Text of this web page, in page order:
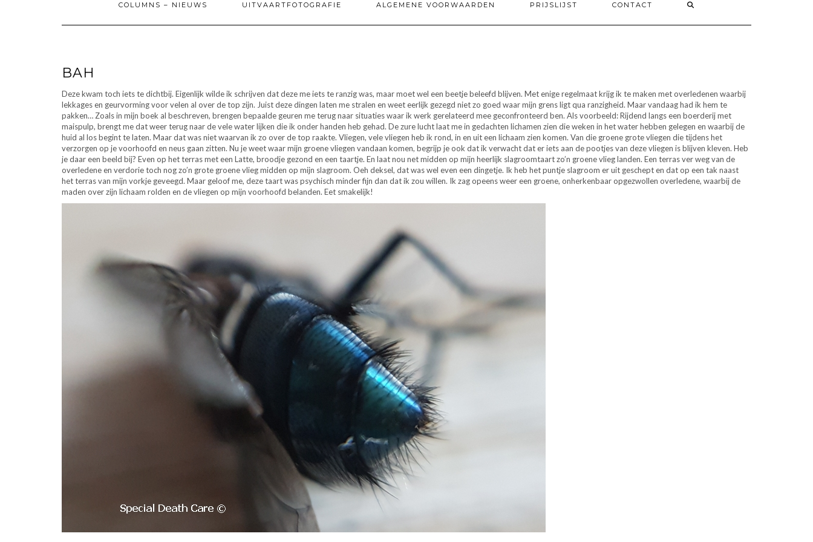
COLUMNS – NIEUWS UITVAARTFOTOGRAFIE ALGEMENE VOORWAARDEN PRIJSLIJST CONTACT
BAH
Deze kwam toch iets te dichtbij. Eigenlijk wilde ik schrijven dat deze me iets te ranzig was, maar moet wel een beetje beleefd blijven. Met enige regelmaat krijg ik te maken met overledenen waarbij
lekkages en geurvorming voor velen al over de top zijn. Juist deze dingen laten me stralen en weet eerlijk gezegd niet zo goed waar mijn grens ligt qua ranzigheid. Maar vandaag had ik hem te
pakken… Zoals in mijn boek al beschreven, brengen bepaalde geuren me terug naar situaties waar ik werk gerelateerd mee geconfronteerd ben. Als voorbeeld: Rijdend langs een boerderij met
maispulp, brengt me dat weer terug naar de vele water lijken die ik onder handen heb gehad. De zure lucht laat me in gedachten lichamen zien die weken in het water hebben gelegen en waarbij de
huid al los begint te laten. Maar dat was niet waarvan ik zo over de top raakte. Vliegen, vele vliegen heb ik rond, in en uit een lichaam zien komen. Van die groene grote vliegen die tijdens het
verzorgen op je voorhoofd en neus gaan zitten. Nu je weet waar mijn groene vliegen vandaan komen, begrijp je ook dat ik verwacht dat er iets aan de pootjes van deze vliegen is blijven kleven. Heb
je daar een beeld bij? Even op het terras met een Latte, broodje gezond en een taartje. En laat nou net midden op mijn heerlijk slagroomtaart zo’n groene vlieg landen. Een terras ver weg van de
overledene en verdorie toch nog zo’n grote groene vlieg midden op mijn slagroom. Oeh deksel, dat was wel even een dingetje. Ik heb het puntje slagroom er uit geschept en dat op een tak naast
het terras van mijn vorkje geveegd. Maar geloof me, deze taart was psychisch minder fijn dan dat ik zou willen. Ik zag opeens weer een groene, onherkenbaar opgezwollen overledene, waarbij de
maden over zijn lichaam rolden en de vliegen op mijn voorhoofd belanden. Eet smakelijk!